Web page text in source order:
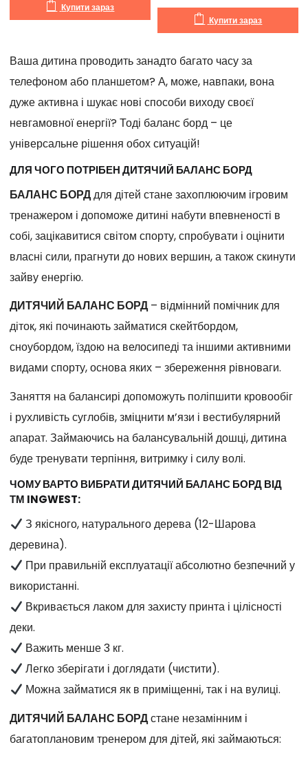
Купити зараз
Купити зараз
Ваша дитина проводить занадто багато часу за
телефоном або планшетом? А, може, навпаки, вона
дуже активна і шукає нові способи виходу своєї
невгамовної енергії? Тоді баланс борд – це
універсальне рішення обох ситуацій!
ДЛЯ ЧОГО ПОТРІБЕН ДИТЯЧИЙ БАЛАНС БОРД
БАЛАНС БОРДдля дітей стане захоплюючим ігровим
тренажером і допоможе дитині набути впевненості в
собі, зацікавитися світом спорту, спробувати і оцінити
власні сили, прагнути до нових вершин, а також скинути
зайву енергію.
ДИТЯЧИЙ БАЛАНС БОРД– відмінний помічник для
діток, які починають займатися скейтбордом,
сноубордом, їздою на велосипеді та іншими активними
видами спорту, основа яких – збереження рівноваги.
Заняття на балансирі допоможуть поліпшити кровообіг
і рухливість суглобів, зміцнити м’язи і вестибулярний
апарат. Займаючись на балансувальній дошці, дитина
буде тренувати терпіння, витримку і силу волі.
ЧОМУ ВАРТО ВИБРАТИ ДИТЯЧИЙ БАЛАНС БОРД ВІД
ТМ INGWEST:
З якісного, натурального дерева (12-Шарова
деревина).
При правильній експлуатації абсолютно безпечний у
використанні.
Вкривається лаком для захисту принта і цілісності
деки.
Важить менше 3 кг.
Легко зберігати і доглядати (чистити).
Можна займатися як в приміщенні, так і на вулиці.
ДИТЯЧИЙ БАЛАНС БОРДстане незамінним і
багатоплановим тренером для дітей, які займаються: